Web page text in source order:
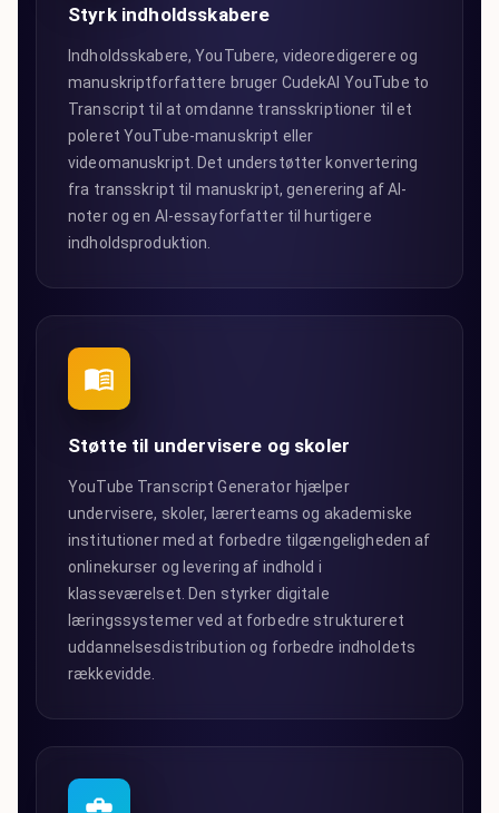
Styrk indholdsskabere
Indholdsskabere, YouTubere, videoredigerere og
manuskriptforfattere bruger CudekAI YouTube to
Transcript til at omdanne transskriptioner til et
poleret YouTube-manuskript eller
videomanuskript. Det understøtter konvertering
fra transskript til manuskript, generering af AI-
noter og en AI-essayforfatter til hurtigere
indholdsproduktion.
Støtte til undervisere og skoler
YouTube Transcript Generator hjælper
undervisere, skoler, lærerteams og akademiske
institutioner med at forbedre tilgængeligheden af
onlinekurser og levering af indhold i
klasseværelset. Den styrker digitale
læringssystemer ved at forbedre struktureret
uddannelsesdistribution og forbedre indholdets
rækkevidde.